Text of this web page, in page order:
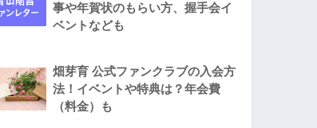
事や年賀状のもらい方、握手会イ
ベントなども
畑芽育 公式ファンクラブの入会方
法！イベントや特典は？年会費
（料金）も